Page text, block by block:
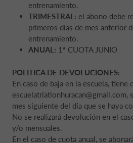
entrenamiento.
TRIMESTRAL: el abono debe
primeros días de mes anterior
entrenamiento.
ANUAL: 1ª CUOTA JUNIO
POLITICA DE DEVOLUCIONES:
En caso de baja en la escuela, tiene
escuelatriatlonhuracan@gmail.com,
mes siguiente del día que se haya
No se realizará devolución en el
y/o mensuales.
En el caso de cuota anual, se